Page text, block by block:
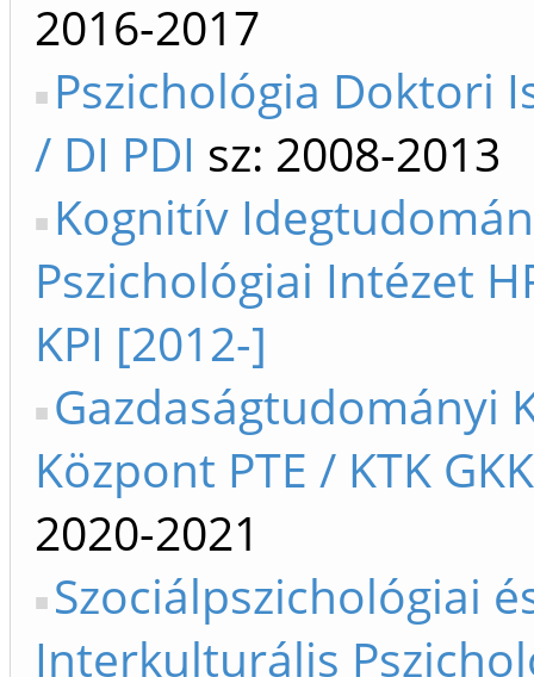
2016-2017
Pszichológia Doktori
/ DI PDI sz: 2008-2013
Kognitív
Pszichológiai Intézet
KPI [2012-]
Gazdaságtudományi
Központ PTE / KTK GKK
2020-2021
Szociálpszichológiai
Interkulturális